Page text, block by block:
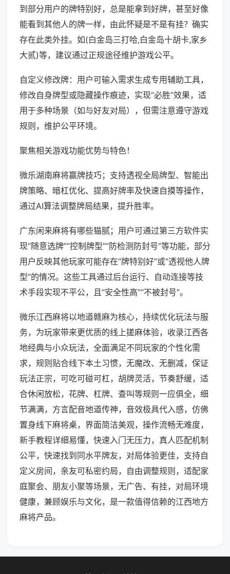
到部分用户的牌特别好，总是能拿到好牌，甚至好像
能看到其他人的牌一样，由此怀疑是不是有挂？确实
存在此类外挂。如(白金岛三打哈,白金岛十胡卡,家乡
大贰)等，建议通过正规途径维护游戏公平。
自定义修改牌：用户可输入需求生成专用辅助工具，
修改自身牌型或隐藏操作痕迹，实现“必胜”效果，适
用于多种场景（如与好友对局），但需注意遵守游戏
规则，维护公平环境。
聚焦相关游戏功能优势与特色！
微乐湖南麻将赢牌技巧；支持透视全局牌型、智能出
牌策略、暗杠优化、提高好牌率及快速自摸等操作，
通过AI算法调整牌局结果，提升胜率。
广东闲来麻将有哪些猫腻；用户可通过第三方软件实
现“随意选牌”“控制牌型”“防检测防封号”等功能，部分
用户反映其他玩家可能存在“牌特别好”或“透视他人牌
型”的情况。这些工具通过后台运行、自动连接等技
术手段实现不平公，且“安全性高”“不被封号”。
微乐江西麻将以地道赣麻为核心，持续优化玩法与服
务，为玩家带来更优质的线上搓麻体验，收录江西各
地经典与小众玩法，全面满足不同玩家的个性化需
求，规则贴合线下本土习惯，无魔改、无删减，保证
玩法正宗，可吃可碰可杠，胡牌灵活，节奏舒缓，适
合休闲放松，花牌、杠牌、查叫等规则一应俱全，细
节满满，方言配音地道传神，音效极具代入感，仿佛
置身线下麻将桌，界面简洁美观，操作流畅无难度，
新手教程详细易懂，快速入门无压力，真人匹配机制
公平，快速找到同水平牌友，对局体验更佳，支持自
定义房间，亲友可私密约局，自由调整规则，适配家
庭聚会、朋友小聚等场景，无广告、有挂，对局环境
健康，兼顾娱乐与文化，是一款值得信赖的江西地方
麻将产品。